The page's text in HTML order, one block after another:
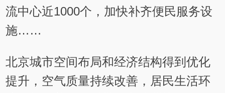
流中心近1000个，加快补齐便民服务设
施……
北京城市空间布局和经济结构得到优化
提升，空气质量持续改善，居民生活环